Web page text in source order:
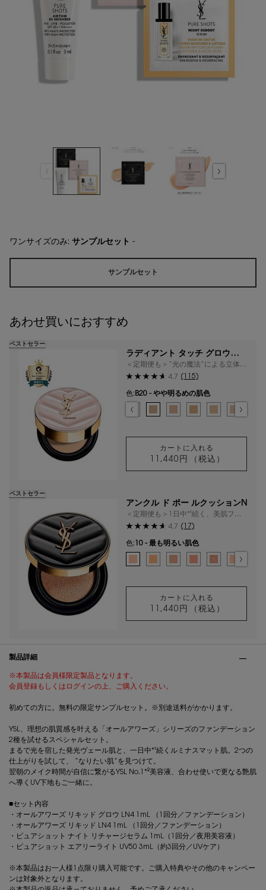
ワンサイズのみ: サンプルセット -
選択済み
サンプルセット
, 1/1
あわせ買いにおすすめ
ラディアント タッチ グロウパク
ト
＜定期便も＞“光の魔法”による立体水
光肌*¹
ベストセラー
4.7 (115)
色: B20 - やや明るめの肌色
選択済み
B10 - 最も明るい肌色 のカラー ラディアント タ
選択済み
BR10 - ピンクよりの明るい肌色 のカラ
B20 - やや明るめの肌色 のカラー
BR20 - ピンクよりのやや明
B25 - 黄みよりのやや
B10 - 最も明る
選択済み
BR10 - ピ
カートに入れる
11,440円
（税込）
ラディアント タッ
アンクル ド ポー ルクッションN
＜定期便も＞1日中*¹続く、美肌フィ
ルター級のルミナスマット肌
ベストセラー
4.7 (17)
色: 10 - 最も明るい肌色
色を選択してください
{1} の場合
10 - 最も明るい肌色 のカラー アンクル
20 - やや明るい肌色 のカラー アン
25 - 黄みよりのやや明るい
選択済み
30 - 健康的な肌色 の
選択済み
商品バリエーシ
選択済み
10 - 最も
カートに入れる
11,440円
（税込）
アンクル ド ポー
製品詳細
※本製品は会員様限定製品となります。
会員登録もしくはログインの上、ご購入ください。
初めての方に。無料の限定サンプルセット。※別途送料がかかります。
YSL、理想の肌質感を叶える「オールアワーズ」シリーズのファンデーション
2種を試せるスペシャルセット。
まるで光を宿した発光ヴェール肌と、一日中*¹続くルミナスマット肌。2つの
仕上がりを試して、 “なりたい肌”を見つけて。
翌朝のメイク時間が自信に繋がるYSL No.1*²美容液、合わせ使いで更なる艶肌
へ導くUV下地もご一緒に。
■セット内容
・オールアワーズ リキッド グロウ LN4 1mL​ （1回分／ファンデーション）
・オールアワーズ リキッド LN4 1mL ​（1回分／ファンデーション）
・ピュアショット ナイト リチャージセラム 1mL​（1回分／夜用美容液）
・ピュアショット エアリーライト UV50 3mL​（約3回分／UVケア）
※本製品はお一人様1点限り購入可能です。ご購入特典やその他のキャンペー
ンは対象外となります。